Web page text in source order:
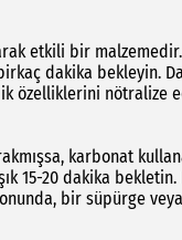
etkili bir
dakika bekleyin.
nötralize
karbonat
15-20 dakika
bir süpürge